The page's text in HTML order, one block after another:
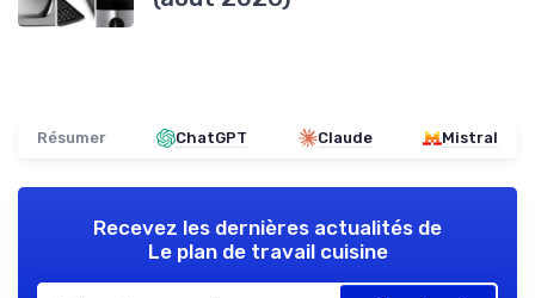
Résumer ChatGPT Claude Mistral
Recevez les dernières actualités de
Le plan de travail cuisine